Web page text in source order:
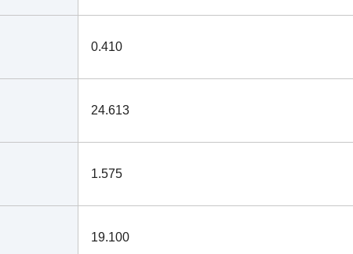
0.410
24.613
1.575
19.100